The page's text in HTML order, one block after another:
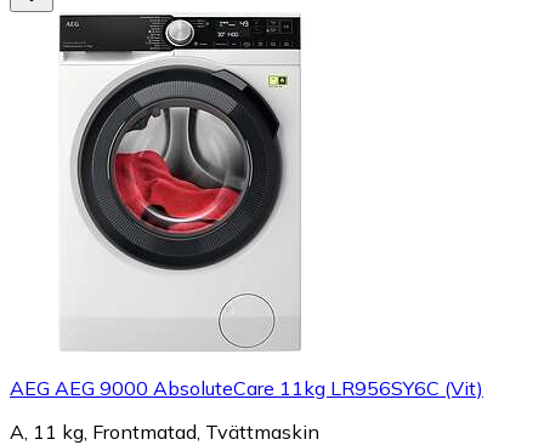
AEG AEG 9000 AbsoluteCare 11kg LR956SY6C (Vit)
A, 11 kg, Frontmatad, Tvättmaskin